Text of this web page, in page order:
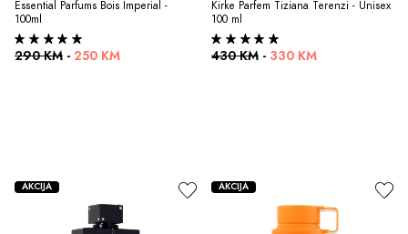
Essential Parfums Bois Imperial -
100ml
290 KM - 250 KM
Kirke Parfem Tiziana Terenzi - Unisex
100 ml
430 KM - 330 KM
AKCIJA AKCIJA